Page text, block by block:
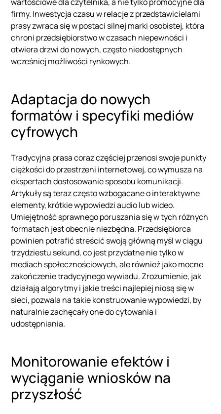
firmy. Inwestycja czasu w relacje z przedstawicielami
prasy zwraca się w postaci silnej marki osobistej, która
chroni przedsiębiorstwo w czasach niepewności i
otwiera drzwi do nowych, często niedostępnych
wcześniej możliwości rynkowych.
Adaptacja do nowych
formatów i specyfiki mediów
cyfrowych
Tradycyjna prasa coraz częściej przenosi swoje punkty
ciężkości do przestrzeni internetowej, co wymusza na
ekspertach dostosowanie sposobu komunikacji.
Artykuły są teraz często wzbogacane o interaktywne
elementy, krótkie wypowiedzi audio lub wideo.
Umiejętność sprawnego poruszania się w tych różnych
formatach jest obecnie niezbędna. Przedsiębiorca
powinien potrafić streścić swoją główną myśl w ciągu
trzydziestu sekund, co jest przydatne nie tylko w
mediach społecznościowych, ale również jako mocne
zakończenie tradycyjnego wywiadu. Zrozumienie, jak
działają algorytmy i jakie treści najlepiej niosą się w
sieci, pozwala na takie konstruowanie wypowiedzi, by
naturalnie zachęcały one do cytowania i
udostępniania.
Monitorowanie efektów i
wyciąganie wniosków na
przyszłość